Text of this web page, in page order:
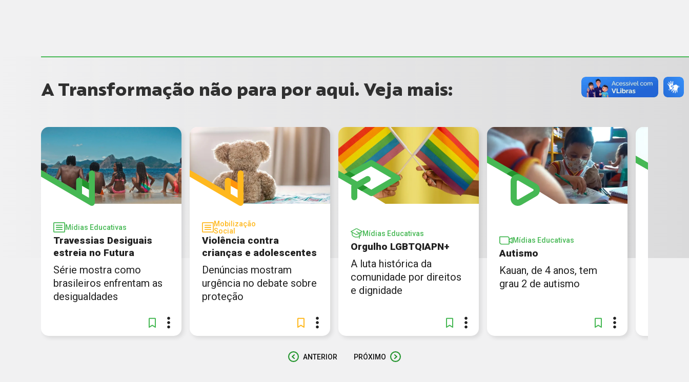
A Transformação não para por aqui. Veja mais:
Mídias Educativas
Travessias Desiguais
estreia no Futura
Série mostra como
brasileiros enfrentam as
desigualdades
Mobilização
Social
Violência contra
crianças e adolescentes
Denúncias mostram
urgência no debate sobre
proteção
Mídias Educativas
Orgulho LGBTQIAPN+
A luta histórica da
comunidade por direitos
e dignidade
Mídias Educativas
Autismo
Kauan, de 4 anos, tem
grau 2 de autismo
ANTERIOR PRÓXIMO